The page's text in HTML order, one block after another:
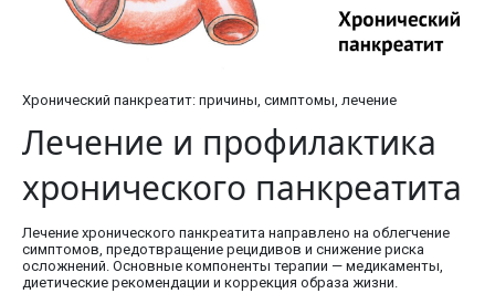
Хронический панкреатит: причины, симптомы, лечение
Лечение и профилактика
хронического панкреатита
Лечение хронического панкреатита направлено на облегчение
симптомов, предотвращение рецидивов и снижение риска
осложнений. Основные компоненты терапии — медикаменты,
диетические рекомендации и коррекция образа жизни.